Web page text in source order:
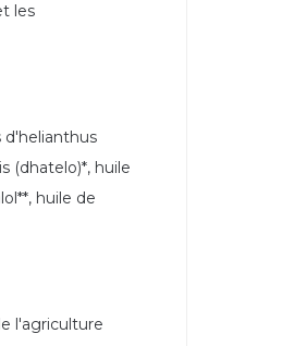
les
d'helianthus
(dhatelo)*, huile
huile de
l'agriculture